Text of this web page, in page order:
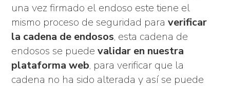
una vez firmado el endoso este tiene el
mismo proceso de seguridad paraverificar
la cadena de endosos, esta cadena de
endosos se puedevalidar en nuestra
plataforma web, para verificar que la
cadena no ha sido alterada y así se puede